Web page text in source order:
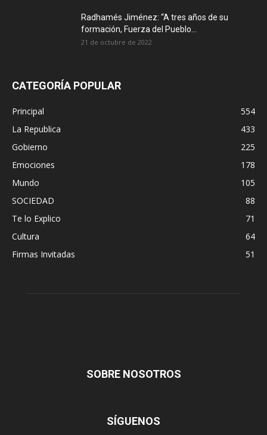
Radhamés Jiménez: “A tres años de su
formación, Fuerza del Pueblo...
21 de octubre de 2022
CATEGORÍA POPULAR
Principal
554
La Republica
433
Gobierno
225
Emociones
178
Mundo
105
SOCIEDAD
88
Te lo Explico
71
Cultura
64
Firmas Invitadas
51
SOBRE NOSOTROS
SÍGUENOS